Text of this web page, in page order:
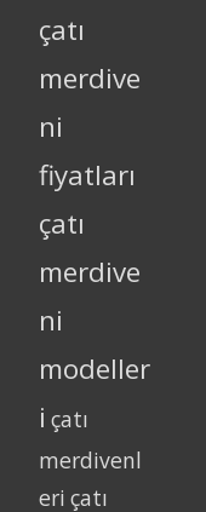
çatı
merdive
ni
fiyatları
çatı
merdive
ni
modeller
i çatı
merdivenl
eri çatı